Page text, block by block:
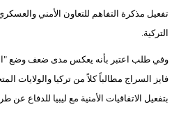
تفعيل مذكرة التفاهم للتعاون الأمني
التركية.
وفي طلب اعتبر بأنه يعكس مدى ضعف وضع
فايز السراج مطالباً كلاً من تركيا والولايات
بتفعيل الاتفاقيات الأمنية مع ليبيا للدفاع